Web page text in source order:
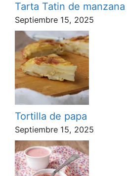
Tarta Tatin de manzana
Septiembre 15, 2025
Tortilla de papa
Septiembre 15, 2025